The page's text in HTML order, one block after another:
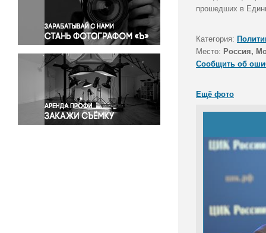
Правосудие
Происшествия и конфликты
Религия
Светская жизнь
Спорт
Экология
Экономика и бизнес
прошедших в
Категория:
Место: Россия,
Сообщить об
Ещё фото